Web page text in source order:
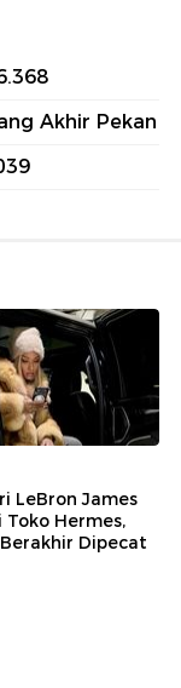
Akhir Pekan
LeBron James
Hermes,
Dipecat